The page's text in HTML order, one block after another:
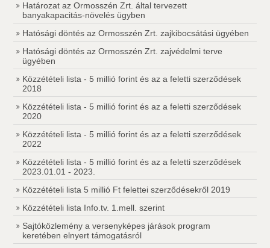
Határozat az Ormosszén Zrt. által tervezett
banyakapacitás-növelés ügyben
Hatósági döntés az Ormosszén Zrt. zajkibocsátási ügyében
Hatósági döntés az Ormosszén Zrt. zajvédelmi terve
ügyében
Közzétételi lista - 5 millió forint és az a feletti szerződések
2018
Közzétételi lista - 5 millió forint és az a feletti szerződések
2020
Közzétételi lista - 5 millió forint és az a feletti szerződések
2022
Közzétételi lista - 5 millió forint és az a feletti szerződések
2023.01.01 - 2023.
Közzétételi lista 5 millió Ft felettei szerződésekről 2019
Közzétételi lista Info.tv. 1.mell. szerint
Sajtóközlemény a versenyképes járások program
keretében elnyert támogatásról